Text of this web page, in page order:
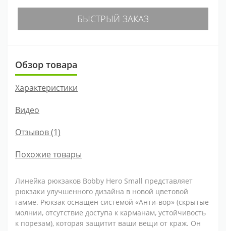
БЫСТРЫЙ ЗАКАЗ
Обзор товара
Характеристики
Видео
Отзывов (1)
Похожие товары
Линейка рюкзаков Bobby Hero Small представляет
рюкзаки улучшенного дизайна в новой цветовой
гамме. Рюкзак оснащен системой «Анти-вор» (скрытые
молнии, отсутствие доступа к карманам, устойчивость
к порезам), которая защитит ваши вещи от краж. Он